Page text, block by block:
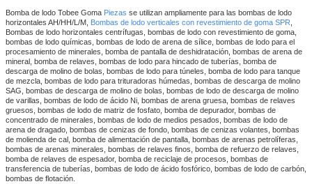
Bomba de lodo Tobee Goma Piezas se utilizan ampliamente para las bombas de lodo
horizontales AH/HH/L/M,
Bombas de lodo verticales con revestimiento de goma SPR
Bombas de lodo horizontales centrífugas, bombas de lodo con revestimiento de goma,
bombas de lodo químicas, bombas de lodo de arena de sílice, bombas de lodo para el
procesamiento de minerales, bomba de pantalla de deshidratación, bombas de arena de
mineral, bomba de relaves, bombas de lodo para hincado de tuberías, bomba de
descarga de molino de bolas, bombas de lodo para túneles, bomba de lodo para tanque
de mezcla, bombas de lodo para trituradoras húmedas, bombas de descarga de molino
SAG, bombas de descarga de molino de bolas, bombas de lodo de descarga de molino
de varillas, bombas de lodo de ácido Ni, bombas de arena gruesa, bombas de relaves
gruesos, bombas de lodo de matriz de fosfato, bomba de depurador, bombas de
concentrado de minerales, bombas de lodo de medios pesados, bombas de lodo de
arena de dragado, bombas de cenizas de fondo, bombas de cenizas volantes, bombas
de molienda de cal, bomba de alimentación de pantalla, bombas de arenas petrolíferas,
bombas de arenas minerales, bombas de relaves finos, bomba de refuerzo de relaves,
bomba de relaves de espesador, bomba de reciclaje de procesos, bombas de
transferencia de tuberías, bombas de lodo de ácido fosfórico, bombas de lodo de carbón,
bombas de flotación.